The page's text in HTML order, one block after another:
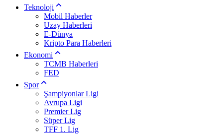
Teknoloji
Mobil Haberler
Uzay Haberleri
E-Dünya
Kripto Para Haberleri
Ekonomi
TCMB Haberleri
FED
Spor
Şampiyonlar Ligi
Avrupa Ligi
Premier Lig
Süper Lig
TFF 1. Lig